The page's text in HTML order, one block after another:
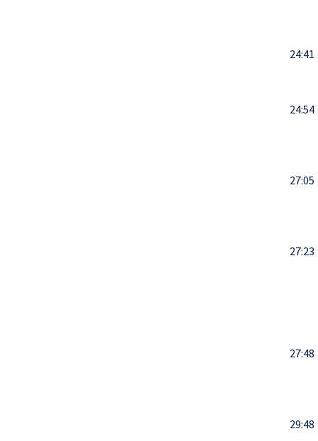
24:41
24:54
27:05
27:23
27:48
29:48